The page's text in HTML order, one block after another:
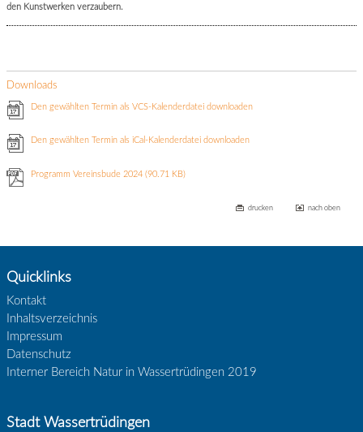
den Kunstwerken verzaubern.
Downloads
Den gewählten Termin als VCS-Kalenderdatei downloaden
Den gewählten Termin als iCal-Kalenderdatei downloaden
Programm Vereinsbude 2024(90.71 KB)
drucken nach oben
Quicklinks
Kontakt
Inhaltsverzeichnis
Impressum
Datenschutz
Interner Bereich Natur in Wassertrüdingen 2019
Stadt Wassertrüdingen